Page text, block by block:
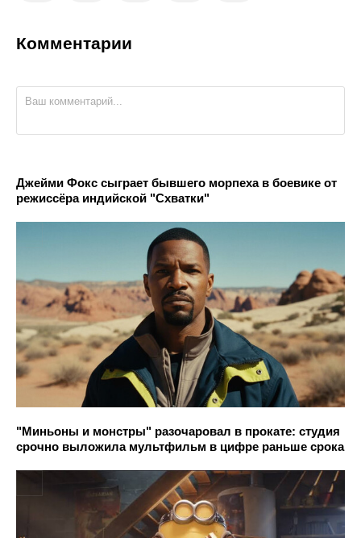
Комментарии
Джейми Фокс сыграет бывшего морпеха в боевике от
режиссёра индийской "Схватки"
"Миньоны и монстры" разочаровал в прокате: студия
срочно выложила мультфильм в цифре раньше срока